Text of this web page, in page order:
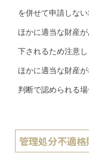
を併せて申請しない
ほかに適当な財産
下されるため注意し
ほかに適当な財産
判断で認められる場
管理処分不適格